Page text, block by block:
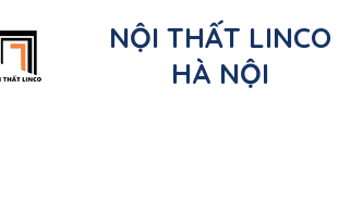
NỘI THẤT LINCO
HÀ NỘI